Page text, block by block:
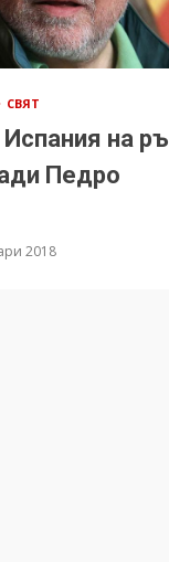
СВЯТ
на
Педро
2018